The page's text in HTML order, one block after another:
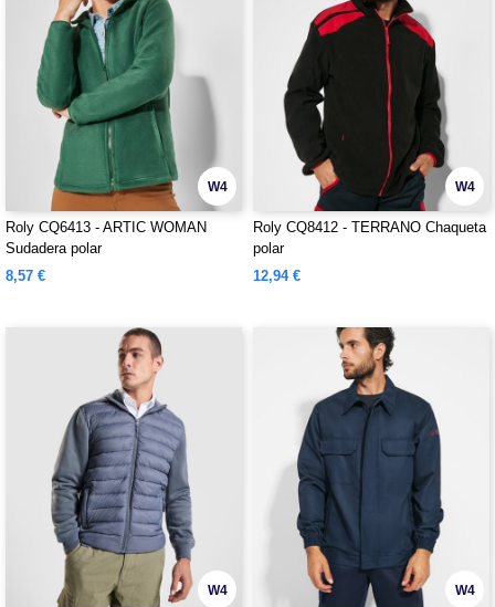
W4
Roly CQ6413 - ARTIC WOMAN
Sudadera polar
8,57 €
W4
Roly CQ8412 - TERRANO Chaqueta
polar
12,94 €
W4 W4